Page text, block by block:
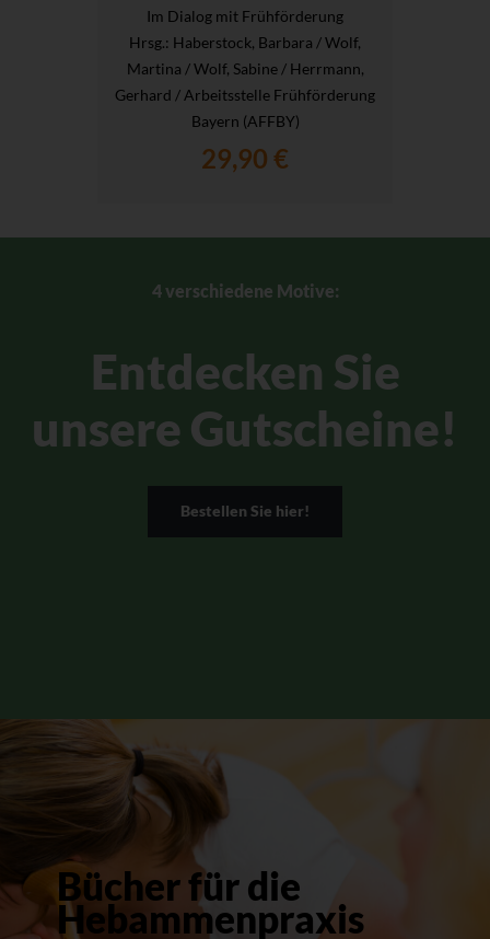
Im Dialog mit Frühförderung
Hrsg.: Haberstock, Barbara / Wolf,
Martina / Wolf, Sabine / Herrmann,
Gerhard / Arbeitsstelle Frühförderung
Bayern (AFFBY)
29,90 €
4 verschiedene Motive:
Entdecken Sie
unsere Gutscheine!
Bestellen Sie hier!
Bücher für die
Hebammenpraxis